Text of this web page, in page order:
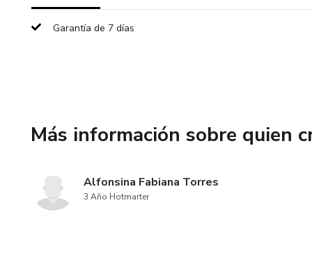
Garantía de 7 días
Más información sobre quien
Alfonsina Fabiana Torres
3 Año Hotmarter